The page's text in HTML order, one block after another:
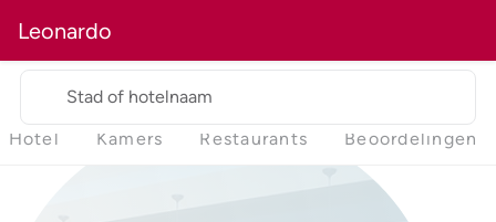
Leonardo
Stad of hotelnaam
Hotel Kamers Restaurants Beoordelingen